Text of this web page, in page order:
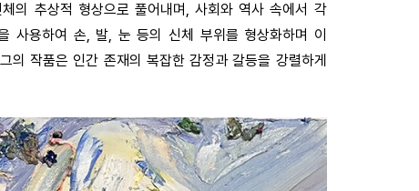
의 추상적 형상으로 풀어내며, 사회와 역사 속에서 각
사용하여 손, 발, 눈 등의 신체 부위를 형상화하며 이
의 작품은 인간 존재의 복잡한 감정과 갈등을 강렬하게